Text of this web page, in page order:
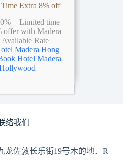
下午茶」，为您打
緻美味，只需港币
两位用）。
下午茶菜单
络我们
龙佐敦长乐街19号木的地．R
Extra 8% off
+ Limited time
offer with Madera
Available Rate
Madera Hong
Hotel Madera